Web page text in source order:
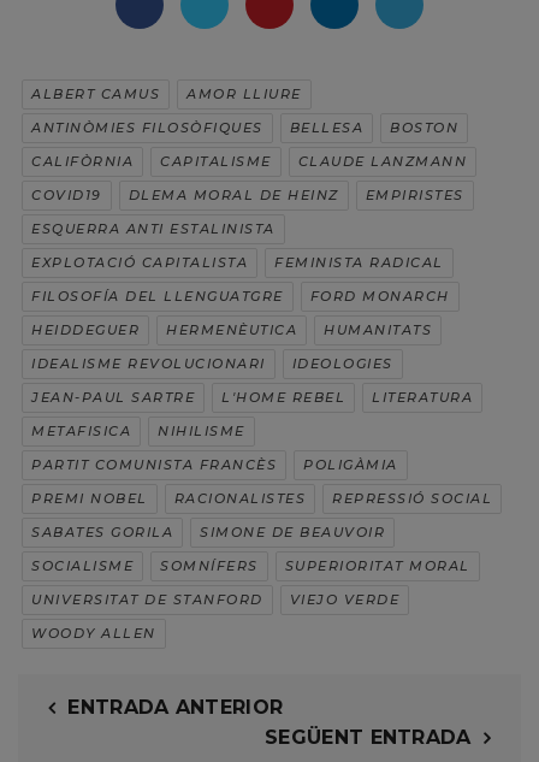
ALBERT CAMUS
AMOR LLIURE
ANTINÒMIES FILOSÒFIQUES
BELLESA
BOSTON
CALIFÒRNIA
CAPITALISME
CLAUDE LANZMANN
COVID19
DLEMA MORAL DE HEINZ
EMPIRISTES
ESQUERRA ANTI ESTALINISTA
EXPLOTACIÓ CAPITALISTA
FEMINISTA RADICAL
FILOSOFÍA DEL LLENGUATGRE
FORD MONARCH
HEIDDEGUER
HERMENÈUTICA
HUMANITATS
IDEALISME REVOLUCIONARI
IDEOLOGIES
JEAN-PAUL SARTRE
L'HOME REBEL
LITERATURA
METAFISICA
NIHILISME
PARTIT COMUNISTA FRANCÈS
POLIGÀMIA
PREMI NOBEL
RACIONALISTES
REPRESSIÓ SOCIAL
SABATES GORILA
SIMONE DE BEAUVOIR
SOCIALISME
SOMNÍFERS
SUPERIORITAT MORAL
UNIVERSITAT DE STANFORD
VIEJO VERDE
WOODY ALLEN
ENTRADA ANTERIOR
SEGÜENT ENTRADA